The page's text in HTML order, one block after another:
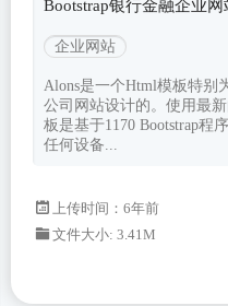
Bootstrap银行金融企业
企业网站
Alons是一个Html模板特别
公司网站设计的。使用最
板是基于1170 Bootstrap程
任何设备...
上传时间：6年前
文件大小: 3.41M